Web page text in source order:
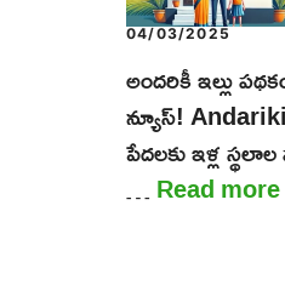
04/03/2025
అందరికీ ఇల్లు
న్యూస్! Andariki
పేదలకు ఇళ్ల
…Read more